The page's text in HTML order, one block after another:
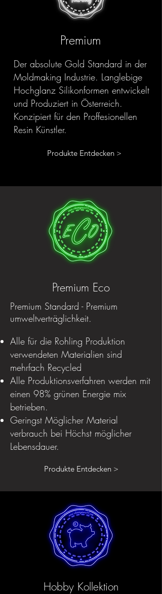
Premium
Der absolute Gold Standard in der
Moldmaking Industrie. Langlebige
Hochglanz Silikonformen entwickelt
und Produziert in Österreich.
Konzipiert für den Proffesionellen
Resin Künstler.
Produkte Entdecken >
Premium Eco
Premium Standard - Premium
umweltverträglichkeit.
Alle für die Rohling Produktion
verwendeten Materialien sind
mehrfach Recycled
Alle Produktionsverfahren werden mit
einen 98% grünen Energie mix
betrieben.
Geringst Möglicher Material
verbrauch bei Höchst möglicher
Lebensdauer.
Produkte Entdecken >
Hobby Kollektion